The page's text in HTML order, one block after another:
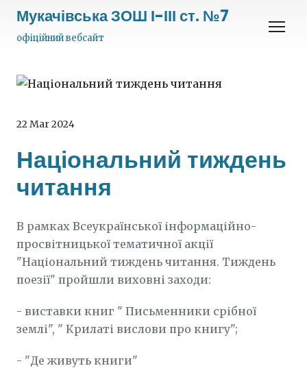
Мукачівська ЗОШ І-ІІІ ст. №7
офіційний вебсайт
22 Mar 2024
Національний тиждень
читання
В рамках Всеукраїнської інформаційно-
просвітницької тематичної акції
"Національний тиждень читання. Тиждень
поезії" пройшли виховні заходи:
- виставки книг " Письменники срібної
землі", " Крилаті вислови про книгу";
- "Де живуть книги"